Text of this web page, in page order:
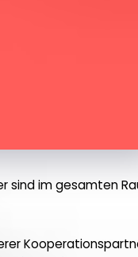
sind im gesamten